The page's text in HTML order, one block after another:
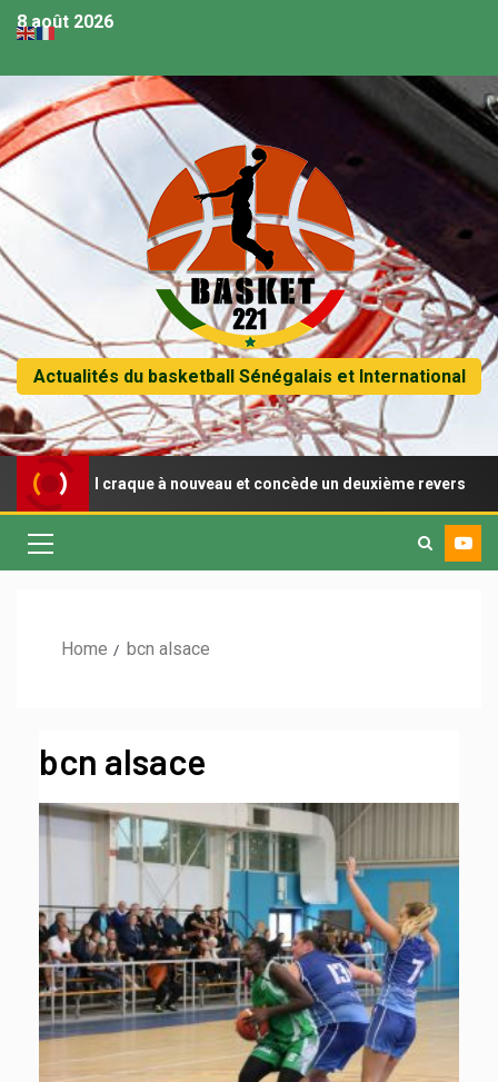
8 août 2026
Actualités du basketball Sénégalais et International
craque à nouveau et concède un deuxième revers
Home bcn alsace
bcn alsace